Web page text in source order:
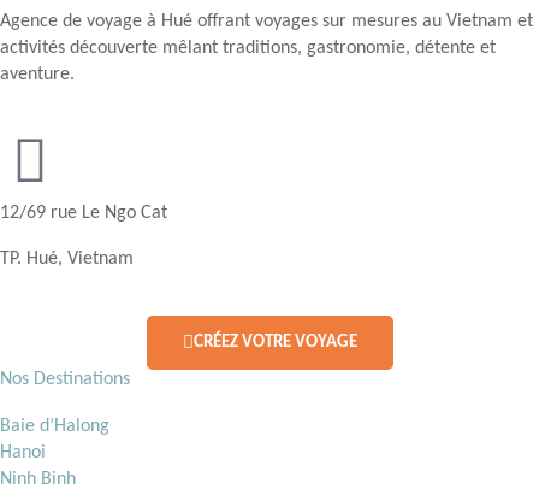
Agence de voyage à Hué offrant voyages sur mesures au Vietnam et
activités découverte mêlant traditions, gastronomie, détente et
aventure.
12/69 rue Le Ngo Cat
TP. Hué, Vietnam
CRÉEZ VOTRE VOYAGE
Nos Destinations
Baie d’Halong
Hanoi
Ninh Binh